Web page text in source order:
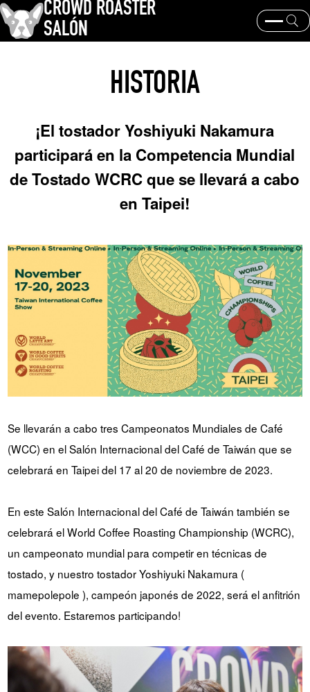
CROWD ROASTER
SALÓN
Los granos de café y sus orígenes
PALABRA CLAVE
Geisha de Panamá
Los granos de café y sus orígenes
marcas de café
propuesta que se aparta de lo
convencional.
El desafío de Takeharu Onuki
, el tostador de café campeón
de Japón de 2024.
SITIO DE LA MARCA CROWD ROASTER
HISTORIA
¡El tostador Yoshiyuki Nakamura
participará en la Competencia Mundial
de Tostado WCRC que se llevará a cabo
en Taipei!
Se llevarán a cabo tres Campeonatos Mundiales de Café
(WCC) en el Salón Internacional del Café de Taiwán que se
celebrará en Taipei del 17 al 20 de noviembre de 2023.
En este Salón Internacional del Café de Taiwán también se
celebrará el World Coffee Roasting Championship (WCRC),
un campeonato mundial para competir en técnicas de
tostado, y nuestro tostador Yoshiyuki Nakamura (
mamepolepole ), campeón japonés de 2022, será el anfitrión
del evento. Estaremos participando!